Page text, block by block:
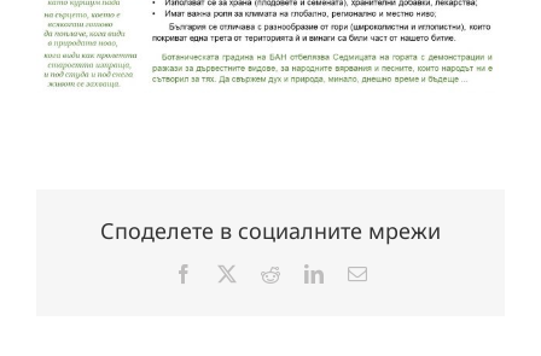
Споделете в социалните мрежи
Facebook RedditLinkedInЕлектронна